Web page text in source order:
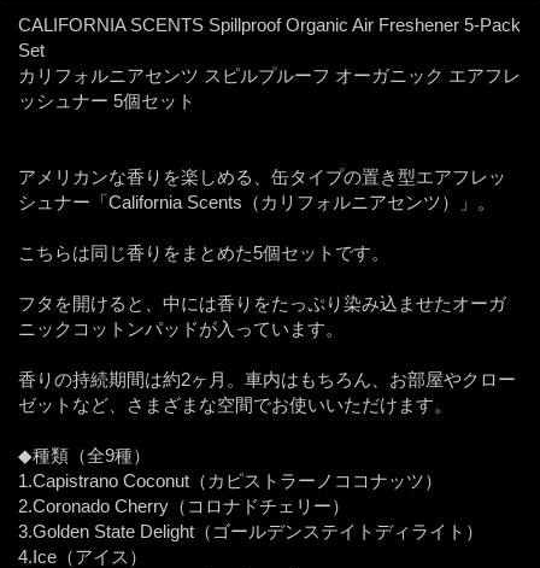
CALIFORNIA SCENTS Spillproof Organic Air Freshener 5-Pack
Set
カリフォルニアセンツ スピルプルーフ オーガニック エアフレ
ッシュナー 5個セット
アメリカンな香りを楽しめる、缶タイプの置き型エアフレッ
シュナー「California Scents（カリフォルニアセンツ）」。
こちらは同じ香りをまとめた5個セットです。
フタを開けると、中には香りをたっぷり染み込ませたオーガ
ニックコットンパッドが入っています。
香りの持続期間は約2ヶ月。車内はもちろん、お部屋やクロー
ゼットなど、さまざまな空間でお使いいただけます。
◆種類（全9種）
1.Capistrano Coconut（カピストラーノココナッツ）
2.Coronado Cherry（コロナドチェリー）
3.Golden State Delight（ゴールデンステイトディライト）
4.Ice（アイス）